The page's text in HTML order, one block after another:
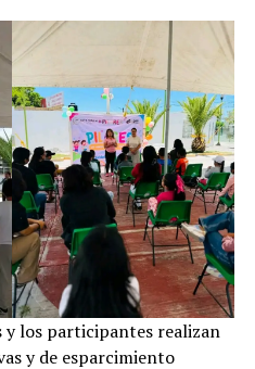
y los participantes realizan
y de esparcimiento